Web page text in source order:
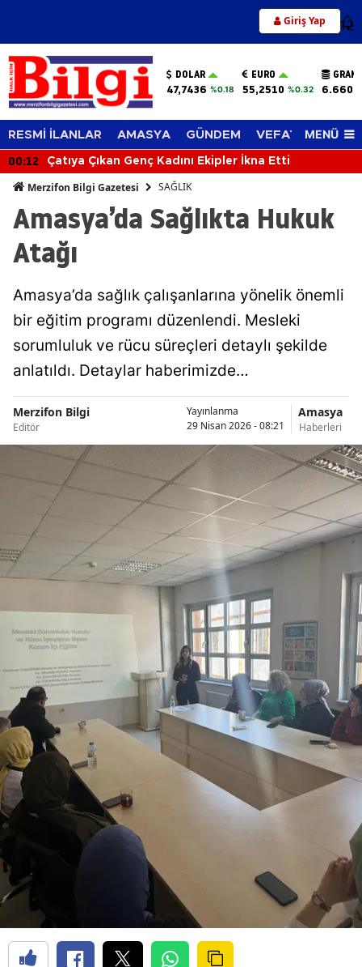
Giriş Yap 12
DOLAR
47,7436 %0.18
EURO
55,2510 %0.32
RESMİ İLANLAR AMASYA GÜNDEM VEFAT EDENLER
MENÜ
00:12 Çatıya Çıkan Genç Kadını Ekipler İkna Etti
Merzifon Bilgi Gazetesi SAĞLIK
Amasya’da Sağlıkta Hukuk
Atağı
Amasya’da sağlık çalışanlarına yönelik önemli
bir eğitim programı düzenlendi. Mesleki
sorumluluk ve rücu süreçleri detaylı şekilde
anlatıldı. Detaylar haberimizde…
Merzifon Bilgi
Editör
Yayınlanma
29 Nisan 2026 - 08:21
Amasya
Haberleri